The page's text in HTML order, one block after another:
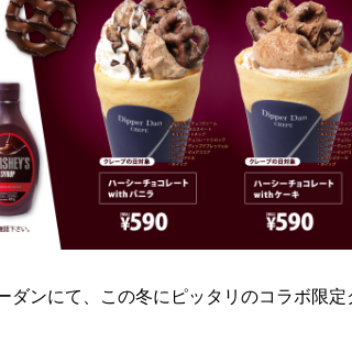
ダンにて、この冬にピッタリのコラボ限